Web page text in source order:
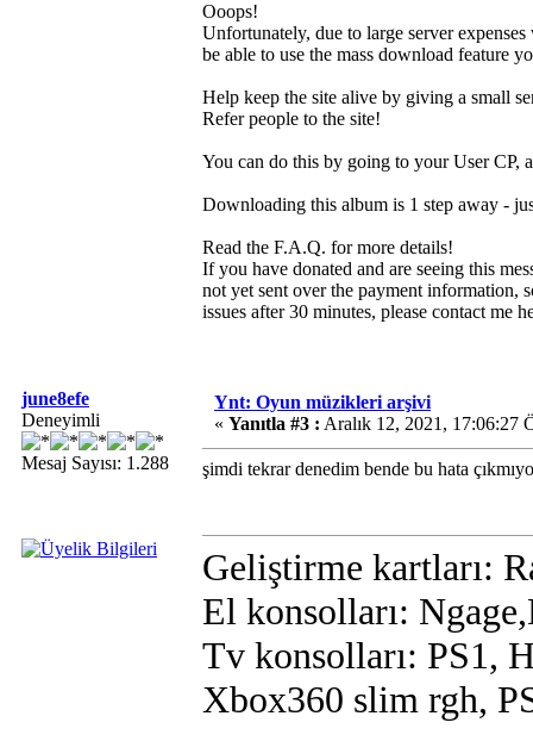
Ooops!
Unfortunately, due to large server
be able to use the mass download feature
Help keep the site alive by giving a small
Refer people to the site!
You can do this by going to your User
Downloading this album is 1 step away -
Read the F.A.Q. for more details!
If you have donated and are seeing this
not yet sent over the payment information,
issues after 30 minutes, please contact me
june8efe
Deneyimli
Mesaj Sayısı: 1.288
Ynt: Oyun müzikleri arşivi
« Yanıtla #3 : Aralık 12, 2021, 17:06:27
şimdi tekrar denedim bende bu hata
Geliştirme kartları:
El konsolları:
Tv konsolları: PS1,
Xbox360 slim rgh,